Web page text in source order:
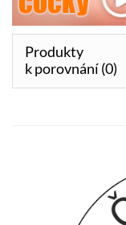
Produkty
k porovnání (0)